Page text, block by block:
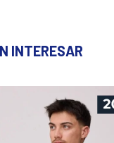
INTERESAR